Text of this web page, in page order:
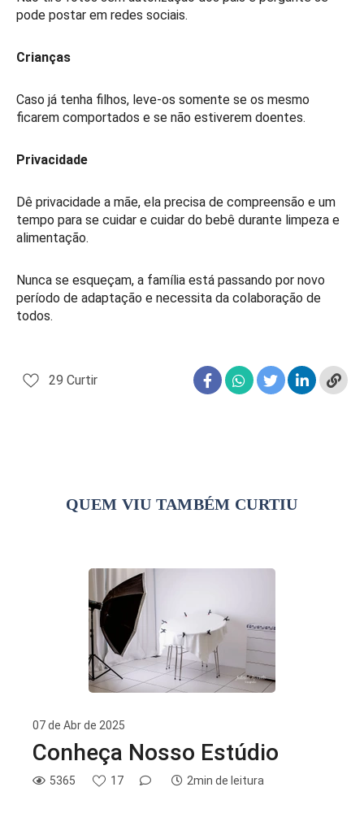
pode postar em redes sociais.
Crianças
Caso já tenha filhos, leve-os somente se os mesmo
ficarem comportados e se não estiverem doentes.
Privacidade
Dê privacidade a mãe, ela precisa de compreensão e um
tempo para se cuidar e cuidar do bebê durante limpeza e
alimentação.
Nunca se esqueçam, a família está passando por novo
período de adaptação e necessita da colaboração de
todos.
29 Curtir
QUEM VIU TAMBÉM CURTIU
07 de Abr de 2025
Conheça Nosso Estúdio
5365 17 2min de leitura